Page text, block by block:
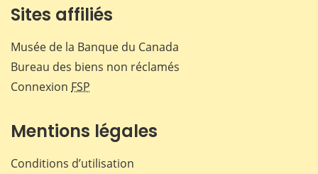
Sites affiliés
Musée de la Banque du Canada
Bureau des biens non réclamés
Connexion FSP
Mentions légales
Conditions d’utilisation